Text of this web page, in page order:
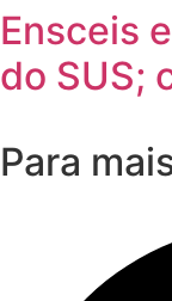
Ensceis
do SUS;
Para